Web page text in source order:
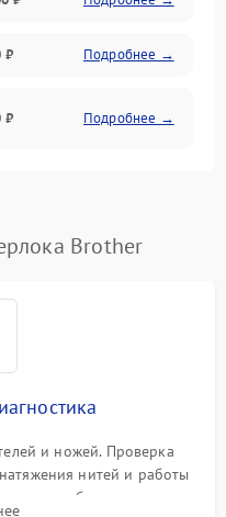
₽ Подробнее →
₽ Подробнее →
₽ Подробнее →
₽
Подробнее →
Brother
и ножей. Проверка
нитей и работы
обрывов нити,